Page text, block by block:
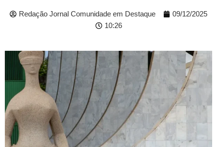
Redação Jornal Comunidade em Destaque
09/12/2025
10:26